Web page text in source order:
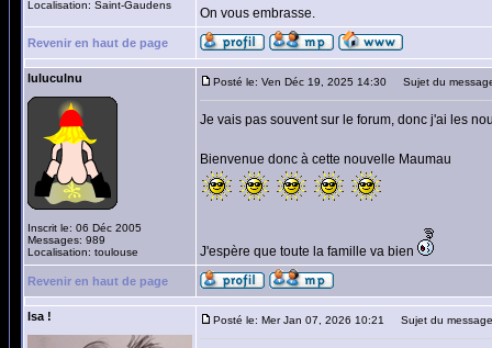
Localisation: Saint-Gaudens
On vous embrasse.
Revenir en haut de page
luluculnu
Inscrit le: 06 Déc 2005
Messages: 989
Localisation: toulouse
Posté le: Ven Déc 19, 2025 14:30 Sujet du
Je vais pas souvent sur le forum, donc j'ai les
Bienvenue donc à cette nouvelle Maumau
J'espère que toute la famille va bien
Revenir en haut de page
Isa ! Posté le: Mer Jan 07, 2026 10:21 Sujet du